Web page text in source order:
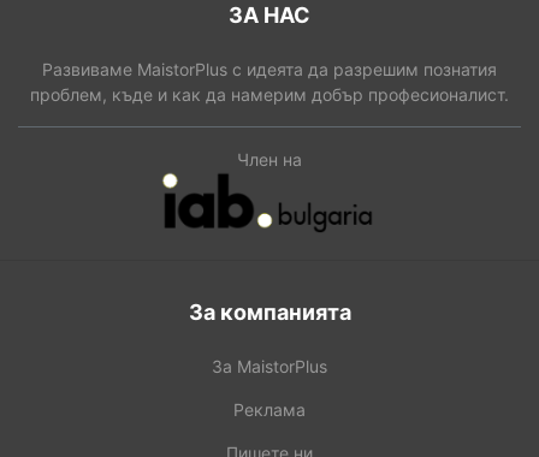
ЗА НАС
Развиваме MaistorPlus с идеята да разрешим познатия
проблем, къде и как да намерим добър професионалист.
Член на
За компанията
За MaistorPlus
Реклама
Пишете ни